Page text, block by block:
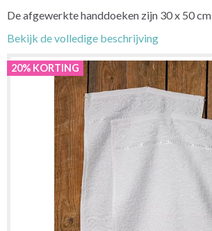
De afgewerkte handdoeken zijn 30 x 50 cm
Bekijk de volledige beschrijving
20% KORTING